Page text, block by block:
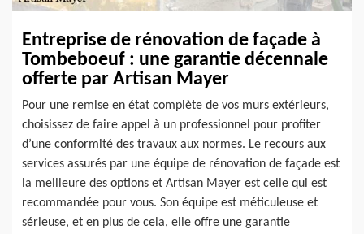
Entreprise de rénovation de façade à
Tombeboeuf : une garantie décennale
offerte par Artisan Mayer
Pour une remise en état complète de vos murs extérieurs,
choisissez de faire appel à un professionnel pour profiter
d’une conformité des travaux aux normes. Le recours aux
services assurés par une équipe de rénovation de façade est
la meilleure des options et Artisan Mayer est celle qui est
recommandée pour vous. Son équipe est méticuleuse et
sérieuse, et en plus de cela, elle offre une garantie